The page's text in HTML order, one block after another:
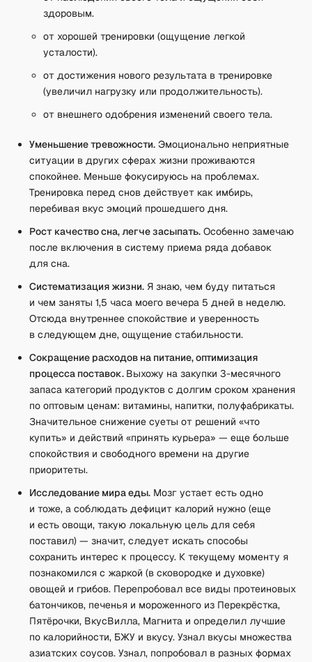
здоровым.
от хорошей тренировки (ощущение легкой
усталости).
от достижения нового результата в тренировке
(увеличил нагрузку или продолжительность).
от внешнего одобрения изменений своего тела.
Уменьшение тревожности. Эмоционально неприятные
ситуации в других сферах жизни проживаются
спокойнее. Меньше фокусируюсь на проблемах.
Тренировка перед снов действует как имбирь,
перебивая вкус эмоций прошедшего дня.
Рост качество сна, легче засыпать. Особенно замечаю
после включения в систему приема ряда добавок
для сна.
Систематизация жизни. Я знаю, чем буду питаться
и чем заняты 1,5 часа моего вечера 5 дней в неделю.
Отсюда внутреннее спокойствие и уверенность
в следующем дне, ощущение стабильности.
Сокращение расходов на питание, оптимизация
процесса поставок. Выхожу на закупки 3-месячного
запаса категорий продуктов с долгим сроком хранения
по оптовым ценам: витамины, напитки, полуфабрикаты.
Значительное снижение суеты от решений «что
купить» и действий «принять курьера» — еще больше
спокойствия и свободного времени на другие
приоритеты.
Исследование мира еды. Мозг устает есть одно
и тоже, а соблюдать дефицит калорий нужно (еще
и есть овощи, такую локальную цель для себя
поставил) — значит, следует искать способы
сохранить интерес к процессу. К текущему моменту я
познакомился с жаркой (в сковородке и духовке)
овощей и грибов. Перепробовал все виды протеиновых
батончиков, печенья и мороженного из Перекрёстка,
Пятёрочки, ВкусВилла, Магнита и определил лучшие
по калорийности, БЖУ и вкусу. Узнал вкусы множества
азиатских соусов. Узнал, попробовал в разных формах